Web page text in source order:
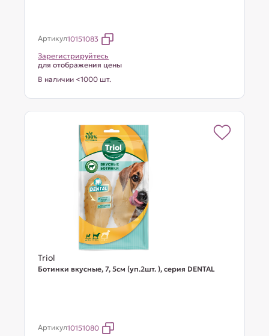
Артикул10151083
Зарегистрируйтесь
для отображения цены
В наличии <1000 шт.
Triol
Ботинки вкусные, 7, 5см (уп.2шт. ), серия DENTAL
Артикул10151080